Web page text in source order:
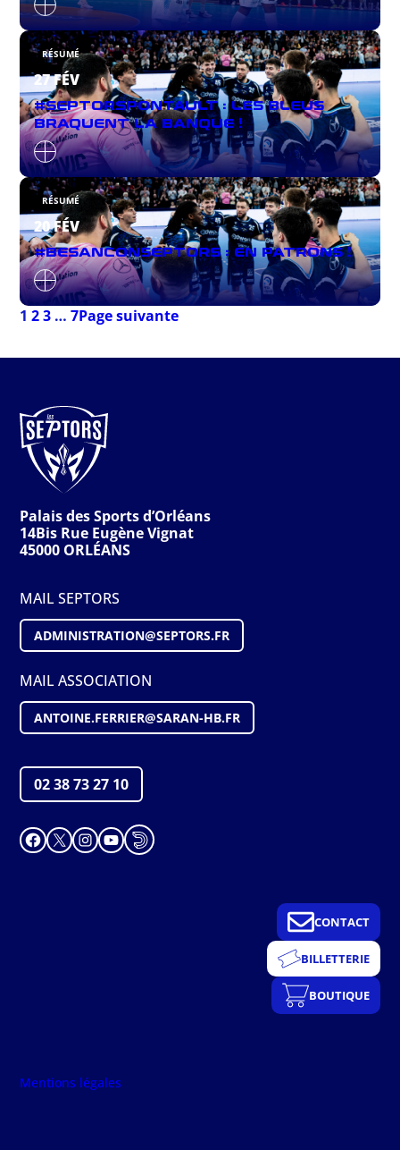
RÉSUMÉ
27 FÉV
#SEPTORSPONTAULT : LES BLEUS
BRAQUENT LA BANQUE !
RÉSUMÉ
20 FÉV
#BESANCONSEPTORS : EN PATRONS !
1 23 … 7Page suivante
Palais des Sports d’Orléans
14Bis Rue Eugène Vignat
45000 ORLÉANS
MAIL SEPTORS
ADMINISTRATION@SEPTORS.FR
MAIL ASSOCIATION
ANTOINE.FERRIER@SARAN-HB.FR
02 38 73 27 10
Facebook
X Instagram
YouTube
CONTACT
BILLETTERIE
BOUTIQUE
Mentions légales